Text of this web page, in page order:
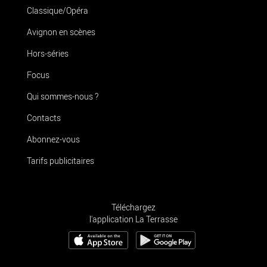
Classique/Opéra
Avignon en scènes
Hors-séries
Focus
Qui sommes-nous ?
Contacts
Abonnez-vous
Tarifs publicitaires
Téléchargez
l'application La Terrasse